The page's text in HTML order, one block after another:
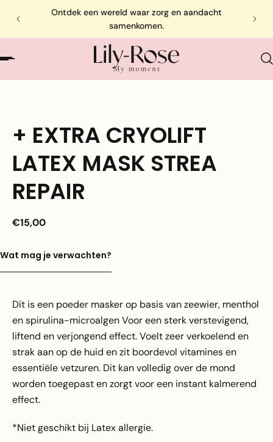
Ontdek een wereld waar zorg en aandacht
samenkomen.
+ EXTRA CRYOLIFT
LATEX MASK STREA
REPAIR
€15,00
Wat mag je verwachten?
Dit is een poeder masker op basis van zeewier, menthol
en spirulina-microalgen Voor een sterk verstevigend,
liftend en verjongend effect. Voelt zeer verkoelend en
strak aan op de huid en zit boordevol vitamines en
essentiële vetzuren. Dit kan volledig over de mond
worden toegepast en zorgt voor een instant kalmerend
effect.
*Niet geschikt bij Latex allergie.